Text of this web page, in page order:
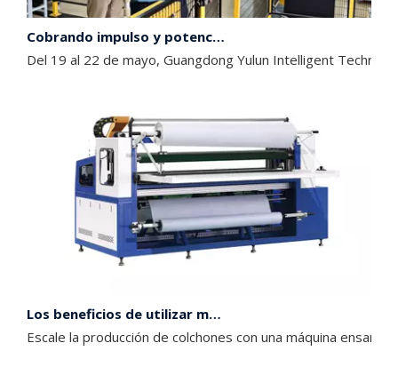
Del 19 al 22 de mayo, Guangdong Yulun Intelligent
Escale la producción de colchones con una máquina